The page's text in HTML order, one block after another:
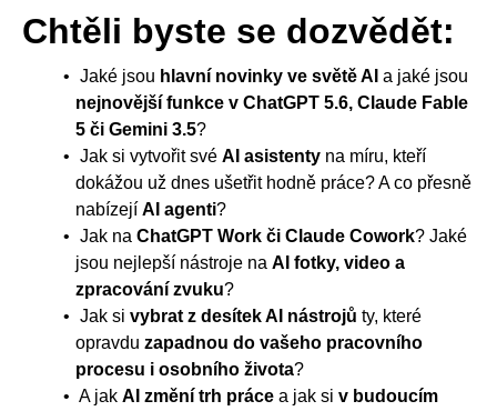
Chtěli byste se dozvědět:
Jaké jsou hlavní novinky ve světě AI a jaké jsou
nejnovější funkce v ChatGPT 5.6, Claude Fable
5 či Gemini 3.5?
Jak si vytvořit své AI asistentyna míru, kteří
dokážou už dnes ušetřit hodně práce? A co přesně
nabízejí AI agenti?
Jak na ChatGPT Work či Claude Cowork? Jaké
jsou nejlepší nástroje na AI fotky, video a
zpracování zvuku?
Jak si vybrat z desítek AI nástrojů ty, které
opravdu zapadnou do vašeho pracovního
procesu i osobního života?
A jak AI změní trh prácea jak si v budoucím